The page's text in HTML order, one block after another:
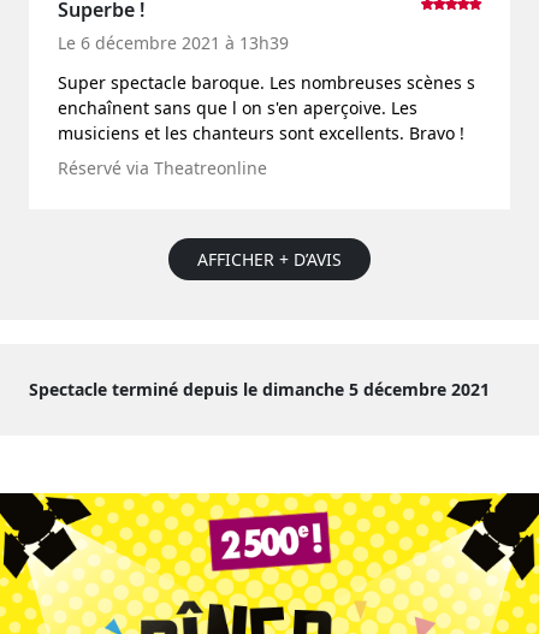
Superbe !
Le 6 décembre 2021 à 13h39
Super spectacle baroque. Les nombreuses scènes s
enchaînent sans que l on s'en aperçoive. Les
musiciens et les chanteurs sont excellents. Bravo !
Réservé via Theatreonline
AFFICHER + D’AVIS
Spectacle terminé depuis le dimanche 5 décembre 2021